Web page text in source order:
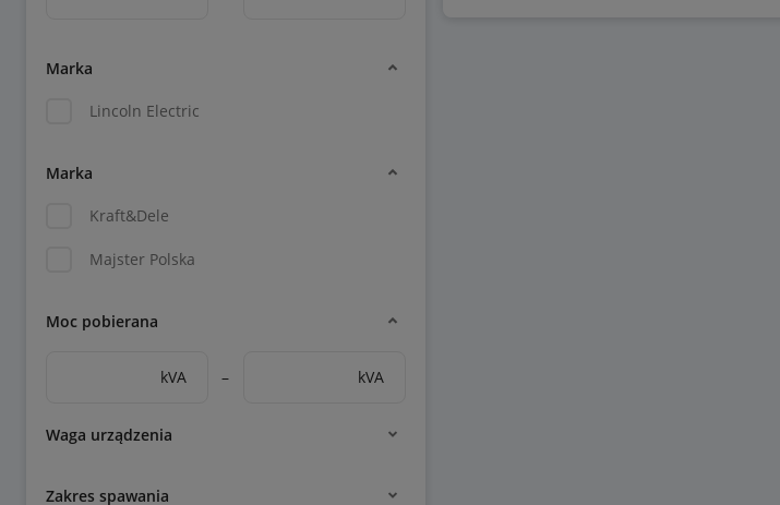
Marka
Lincoln Electric
Marka
Kraft&Dele
Majster Polska
Moc pobierana
kVA – kVA
Waga urządzenia
Zakres spawania